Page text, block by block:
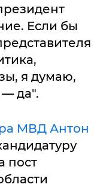
Если бы
я думаю,
— да".
МВД Антон
пост